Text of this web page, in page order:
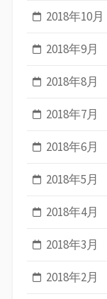
2018年10月
2018年9月
2018年8月
2018年7月
2018年6月
2018年5月
2018年4月
2018年3月
2018年2月